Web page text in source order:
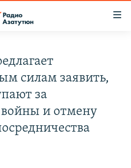
силам заявить,
за
и отмену